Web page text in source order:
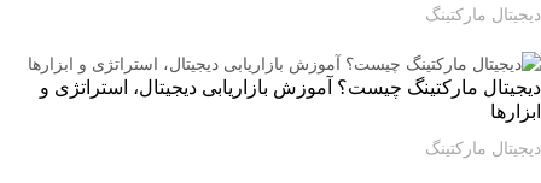
مارکتینگ
مارکتینگ چیست؟ آموزش بازاریابی دیجیتال، استراتژی و
مارکتینگ